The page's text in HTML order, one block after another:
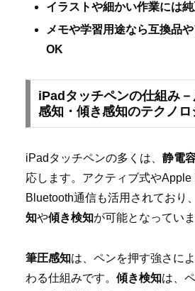
イラストや細かい作業には
メモや学習用途なら互換品
OK
iPadタッチペンの仕組み
感知・傾き感知のテクノロ
iPadタッチペンの多くは、 静電
応します。アクティブ式やApple
Bluetooth通信も活用されており
知や傾き検知が可能となっていま
筆圧感知は、ペンを押す強さに
わる仕組みです。 傾き検知は、